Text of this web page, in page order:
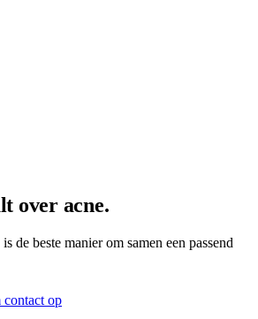
over acne.
de beste manier om samen een passend
contact op